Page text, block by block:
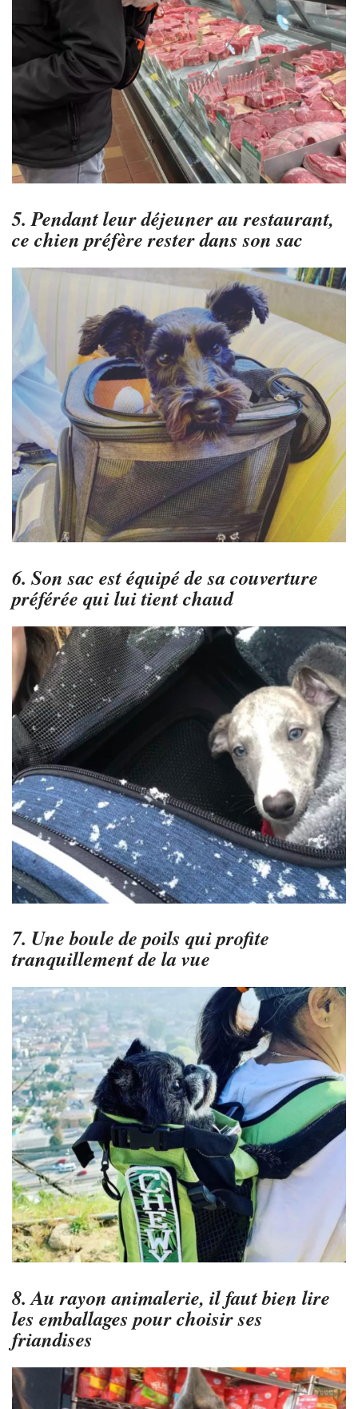
5. Pendant leur déjeuner au restaurant,
ce chien préfère rester dans son sac
6. Son sac est équipé de sa couverture
préférée qui lui tient chaud
7. Une boule de poils qui profite
tranquillement de la vue
8. Au rayon animalerie, il faut bien lire
les emballages pour choisir ses
friandises